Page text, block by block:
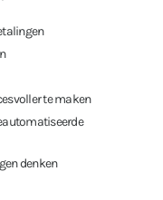
te maken
denken